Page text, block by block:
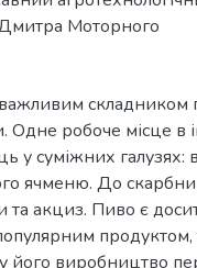
Дмитра Моторного
важливим складником
Одне робоче місце в
у суміжних галузях:
ячменю. До
та акциз. Пиво є
продуктом,
його виробництво